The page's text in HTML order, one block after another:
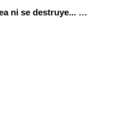
La energía ni se crea ni se destruye... ¡se experimenta! El Tierno en la Feria Madrid es Ciencia 2026